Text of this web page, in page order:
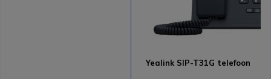
Yealink SIP-T31G telefoon